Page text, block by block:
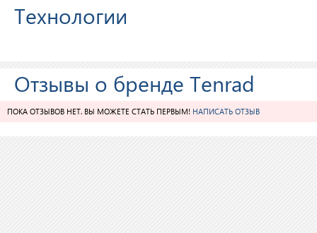
Технологии
Отзывы о бренде Tenrad
ПОКА ОТЗЫВОВ НЕТ. ВЫ МОЖЕТЕ СТАТЬ ПЕРВЫМ! НАПИСАТЬ ОТЗЫВ